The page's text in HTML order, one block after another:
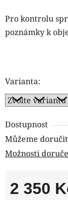
Pro kontrolu
poznámky k
Varianta:
Dostupnost
Můžeme
Možnosti
2 350